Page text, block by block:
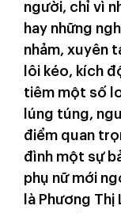
người, chỉ vì
hay những
nhảm, xuyên
lôi kéo, kích
tiêm một số
lúng túng,
điểm quan
đình một sự
phụ nữ mới
là Phương